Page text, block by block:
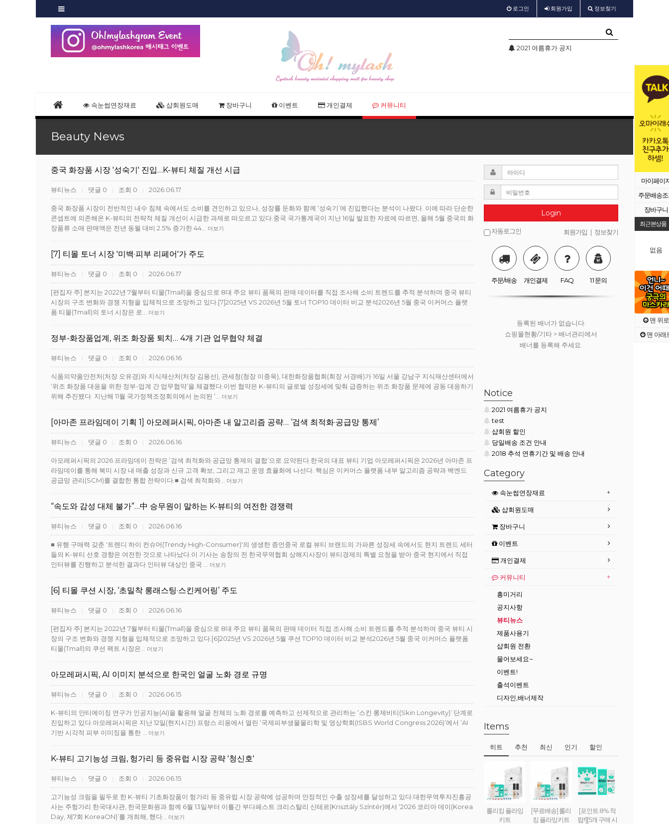
마이페이
주문배송
장바구니
최근본상품
없음
맨 위로
맨 아래
로그인 회원가입 정보찾기
test
속눈썹연장재료 샵회원도매 장바구니 이벤트 개인결제 커뮤니티
Beauty News
중국 화장품 시장 '성숙기' 진입…K-뷰티 체질 개선 시급
뷰티뉴스 | 댓글 0 | 조회 0 | 2026.06.17
중국 화장품 시장이 전반적인 내수 침체 속에서도 소비를 견인하고 있으나, 성장률 둔화와 함께 ‘성숙기’에 진입했다는 분석이 나왔다. 이에 따라 단순한
콘셉트에 의존해온 K-뷰티의 전략적 체질 개선이 시급한 과제로 떠오르고 있다.중국 국가통계국이 지난 16일 발표한 자료에 따르면, 올해 5월 중국의 화
장품류 소매 판매액은 전년 동월 대비 2.5% 증가한 44…
더보기
[7] 티몰 토너 시장 '미백·피부 리페어'가 주도
뷰티뉴스 | 댓글 0 | 조회 0 | 2026.06.17
[편집자 주] 본지는 2022년 7월부터 티몰(Tmall)을 중심으로 8대 주요 뷰티 품목의 판매 데이터를 직접 조사해 소비 트렌드를 추적·분석하며 중국 뷰티
시장의 구조 변화와 경쟁 지형을 입체적으로 조망하고 있다.[7]2025년 VS 2026년 5월 토너 TOP10 데이터 비교 분석2026년 5월 중국 이커머스 플랫
폼 티몰(Tmall)의 토너 시장은 로…
더보기
정부-화장품업계, 위조 화장품 퇴치… 4개 기관 업무협약 체결
뷰티뉴스 | 댓글 0 | 조회 0 | 2026.06.16
식품의약품안전처(처장 오유경)와 지식재산처(처장 김용선), 관세청(청장 이종욱), 대한화장품협회(회장 서경배)가 16일 서울 강남구 지식재산센터에서
‘위조 화장품 대응을 위한 정부-업계 간 업무협약’을 체결했다.이번 협약은 K-뷰티의 글로벌 성장세에 맞춰 급증하는 위조 화장품 문제에 공동 대응하기
위해 추진됐다. 지난해 11월 국가정책조정회의에서 논의된 ‘…
더보기
[아마존 프라임데이 기획 1] 아모레퍼시픽, 아마존 내 알고리즘 공략… ‘검색 최적화·공급망 통제’
뷰티뉴스 | 댓글 0 | 조회 0 | 2026.06.16
아모레퍼시픽의 2026 프라임데이 전략은 ‘검색 최적화와 공급망 통제의 결합’으로 요약된다.한국의 대표 뷰티 기업 아모레퍼시픽은 2026년 아마존 프
라임데이를 통해 북미 시장 내 매출 성장과 신규 고객 확보, 그리고 재고 운영 효율화에 나선다. 핵심은 이커머스 플랫폼 내부 알고리즘 공략과 백엔드
공급망 관리(SCM)를 결합한 통합 전략이다.■ 검색 최적화와…
더보기
“속도와 감성 대체 불가”…中 승무원이 말하는 K-뷰티의 여전한 경쟁력
뷰티뉴스 | 댓글 0 | 조회 0 | 2026.06.16
■ 유행·구매력 갖춘 '트렌디 하이 컨슈머(Trendy High-Consumer)'의 생생한 증언중국 로컬 뷰티 브랜드의 가파른 성장세 속에서도 현지 트렌드 세터
들의 K-뷰티 선호 경향은 여전한 것으로 나타났다.이 기사는 송창의 전 한국무역협회 상해지사장이 뷰티경제의 특별 요청을 받아 중국 현지에서 직접
인터뷰를 진행하고 분석한 결과다.인터뷰 대상인 중국 …
더보기
[6] 티몰 쿠션 시장, ‘초밀착 롱래스팅·스킨케어링’ 주도
뷰티뉴스 | 댓글 0 | 조회 0 | 2026.06.16
[편집자 주] 본지는 2022년 7월부터 티몰(Tmall)을 중심으로 8대 주요 뷰티 품목의 판매 데이터 직접 조사해 소비 트렌드를 추적·분석하며 중국 뷰티 시
장의 구조 변화와 경쟁 지형을 입체적으로 조망하고 있다.[6]2025년 VS 2026년 5월 쿠션 TOP10 데이터 비교 분석2026년 5월 중국 이커머스 플랫폼
티몰(Tmall)의 쿠션 팩트 시장은…
더보기
아모레퍼시픽, AI 이미지 분석으로 한국인 얼굴 노화 경로 규명
뷰티뉴스 | 댓글 0 | 조회 0 | 2026.06.15
K-뷰티의 안티에이징 연구가 인공지능(AI)을 활용해 얼굴 전체의 노화 경로를 예측하고 선제적으로 관리하는 ‘스킨 롱제비티(Skin Longevity)’ 단계로
진입하고 있다.아모레퍼시픽은 지난 12일(현지시간) 프랑스 리옹에서 열린 ‘국제피부생물물리학 및 영상학회(ISBS World Congress 2026)’에서 ‘AI
기반 시각적 피부 이미징을 통한 …
더보기
K-뷰티 고기능성 크림, 헝가리 등 중유럽 시장 공략 '청신호'
뷰티뉴스 | 댓글 0 | 조회 0 | 2026.06.15
고기능성 크림을 필두로 한 K-뷰티 기초화장품이 헝가리 등 중유럽 시장 공략에 성공하며 안정적인 수출 성장세를 달성하고 있다.대한무역투자진흥공
사는 주헝가리 한국대사관, 한국문화원과 함께 6월 13일부터 이틀간 부다페스트 크리스탈리 신테르(Krisztály Színtér)에서 ‘2026 코리아 데이(Korea
Day, 제7회 KoreaON)’를 개최해, 했다…
더보기
Login
자동로그인 회원가입 | 정보찾기
주문/배송 개인결제 FAQ 1:1 문의
등록된 배너가 없습니다.
쇼핑몰현황/기타 > 배너관리에서
배너를 등록해 주세요.
등록된 배너가 없습니다.
쇼핑몰현황/기타 > 배너관리에서
배너를 등록해 주세요.
쇼핑몰현황/기타 > 배너관리에서
배너를 등록해 주세요.
Notice
2021 여름휴가 공지
test
샵회원 할인
당일배송 조건 안내
2018 추석 연휴기간 및 배송 안내
Category
속눈썹연장재료
샵회원도매
장바구니
이벤트
개인결제
커뮤니티
흥미거리
공지사항
뷰티뉴스
제품사용기
샵회원 전환
물어보세요~
이벤트!
출석이벤트
디자인,배너제작
Items
히트 추천 최신 인기 할인
롤리킹 플라잉
키트
[무료배송] 롤리
킹 플라잉키트
[포인트 8% 적
립!!][5개 구매 시